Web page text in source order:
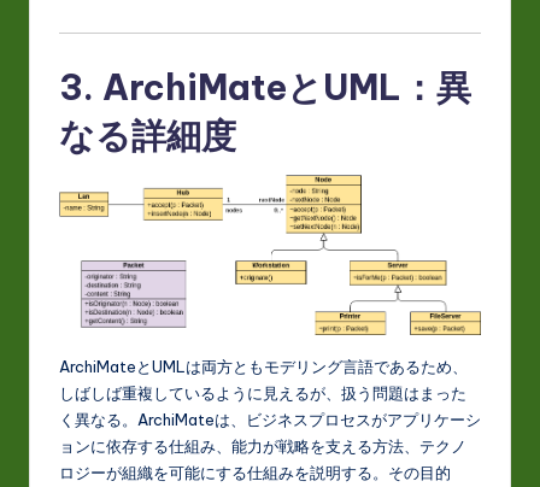
3. ArchiMateとUML：異
なる詳細度
ArchiMateとUMLは両方ともモデリング言語であるため、
しばしば重複しているように見えるが、扱う問題はまった
く異なる。ArchiMateは、ビジネスプロセスがアプリケーシ
ョンに依存する仕組み、能力が戦略を支える方法、テクノ
ロジーが組織を可能にする仕組みを説明する。その目的